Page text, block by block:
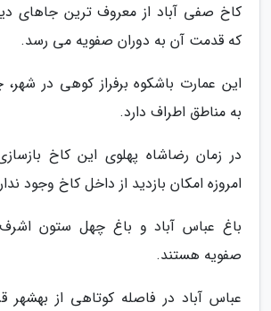
کاخ صفی آباد از معروف ترین جاهای
که قدمت آن به دوران صفویه می رسد.
این عمارت باشکوه برفراز کوهی در شهر،
به مناطق اطراف دارد.
در زمان رضاشاه پهلوی این کاخ
امروزه امکان بازدید از داخل کاخ وجود
باغ عباس آباد و باغ چهل ستون
صفویه هستند.
عباس آباد در فاصله کوتاهی از بهشهر